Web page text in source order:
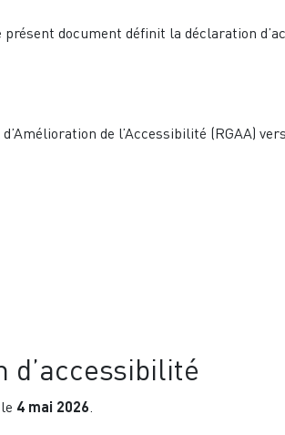
document définit la déclaration
de l’Accessibilité (RGAA)
d’accessibilité
4 mai 2026.